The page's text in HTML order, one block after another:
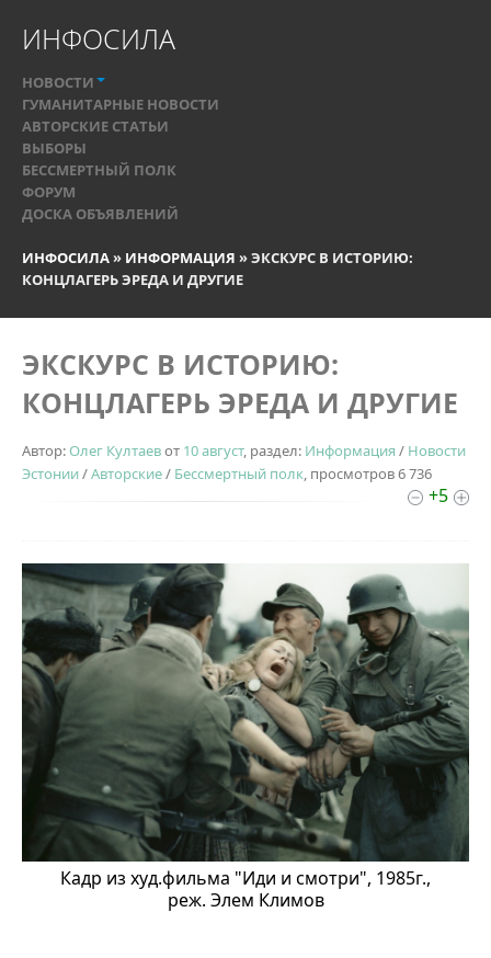
ИНФОСИЛА
НОВОСТИ
ГУМАНИТАРНЫЕ НОВОСТИ
АВТОРСКИЕ СТАТЬИ
ВЫБОРЫ
БЕССМЕРТНЫЙ ПОЛК
ФОРУМ
ДОСКА ОБЪЯВЛЕНИЙ
ИНФОСИЛА» ИНФОРМАЦИЯ » ЭКСКУРС В ИСТОРИЮ:
КОНЦЛАГЕРЬ ЭРЕДА И ДРУГИЕ
ЭКСКУРС В ИСТОРИЮ:
КОНЦЛАГЕРЬ ЭРЕДА И ДРУГИЕ
Автор:Олег Култаевот 10 август, раздел: Информация / Новости
Эстонии/Авторские/ Бессмертный полк, просмотров 6 736
+5
Кадр из худ.фильма "Иди и смотри", 1985г.,
реж. Элем Климов